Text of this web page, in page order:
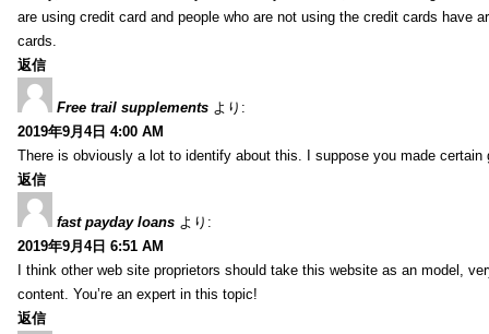
are using credit card and people who are not using the credit cards have
cards.
返信
Free trail supplements より:
2019年9月4日 4:00 AM
There is obviously a lot to identify about this. I suppose you made certain
返信
fast payday loans より:
2019年9月4日 6:51 AM
I think other web site proprietors should take this website as an model,
content. You’re an expert in this topic!
返信